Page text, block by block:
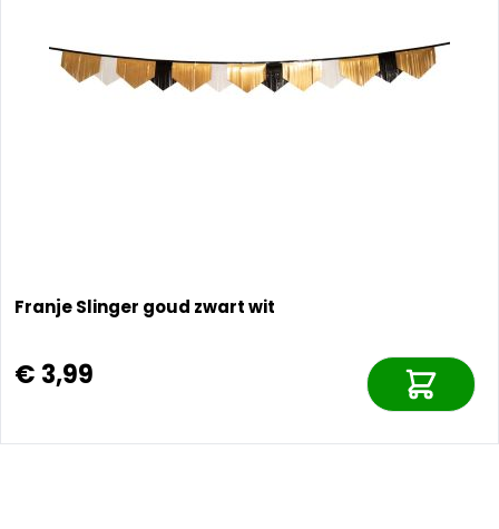
Franje Slinger goud zwart wit
€ 3,99